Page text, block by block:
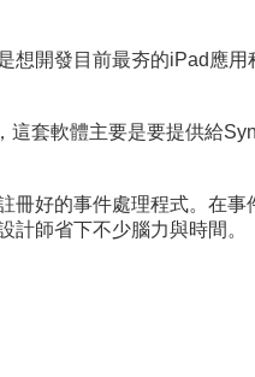
想開發目前最夯的iPad應用
，這套軟體主要是要提供給
好的事件處理程式。在事
師省下不少腦力與時間。